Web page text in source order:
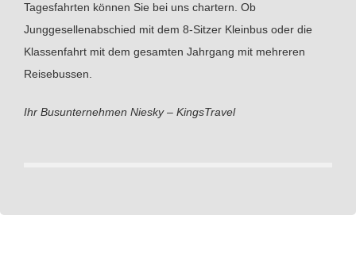
Tagesfahrten können Sie bei uns chartern. Ob
Junggesellenabschied mit dem 8-Sitzer Kleinbus oder die
Klassenfahrt mit dem gesamten Jahrgang mit mehreren
Reisebussen.
Ihr Busunternehmen Niesky – KingsTravel